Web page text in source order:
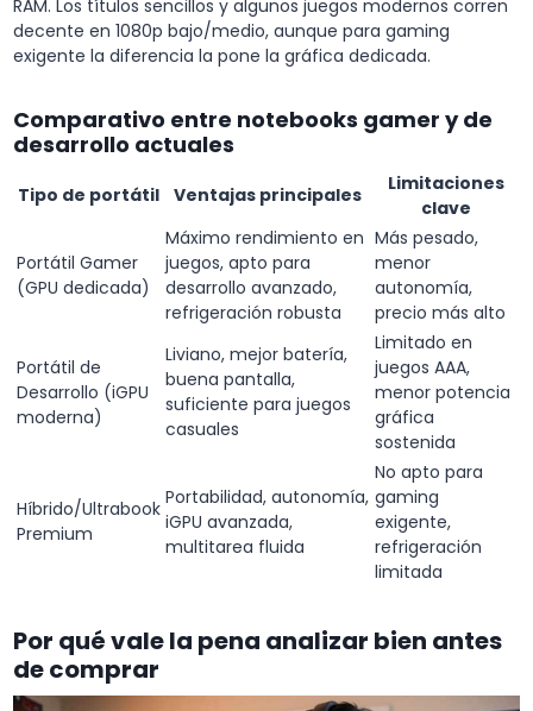
RAM. Los títulos sencillos y algunos juegos modernos corren
decente en 1080p bajo/medio, aunque para gaming
exigente la diferencia la pone la gráfica dedicada.
Comparativo entre notebooks gamer y de
desarrollo actuales
Tipo de portátil Ventajas principales
Limitaciones
clave
Portátil Gamer
(GPU dedicada)
Máximo rendimiento en
juegos, apto para
desarrollo avanzado,
refrigeración robusta
Más pesado,
menor
autonomía,
precio más alto
Portátil de
Desarrollo (iGPU
moderna)
Liviano, mejor batería,
buena pantalla,
suficiente para juegos
casuales
Limitado en
juegos AAA,
menor potencia
gráfica
sostenida
Híbrido/Ultrabook
Premium
Portabilidad, autonomía,
iGPU avanzada,
multitarea fluida
No apto para
gaming
exigente,
refrigeración
limitada
Por qué vale la pena analizar bien antes
de comprar